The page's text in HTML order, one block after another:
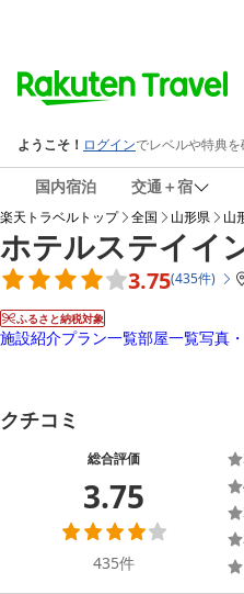
国内宿泊 交通＋宿
楽天トラベルトップ 全国 山形県 山
ホテルステイイ
3.75(435件)
ふるさと納税対象
施設紹介プラン一覧部屋一覧写真
クチコミ
総合評価
3.75
435件